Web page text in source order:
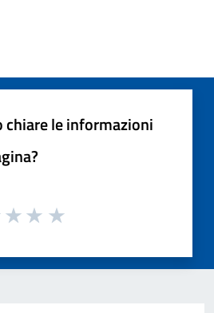
chiare le informazioni